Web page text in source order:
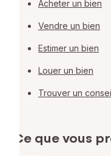
Acheter un bien
Vendre un bien
Estimer un bien
Louer un bien
Trouver un
Ce que vous